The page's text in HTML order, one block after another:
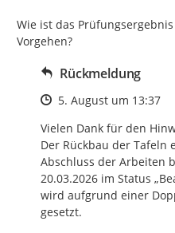
Wie ist das
Vorgehen?
Rückmeldung
Zeitpunkt des Erstellens
5. August um 13:37
Vielen Dank für den
Der Rückbau der Tafeln
Abschluss der Arbeiten
20.03.2026 im Status
wird aufgrund einer
gesetzt.